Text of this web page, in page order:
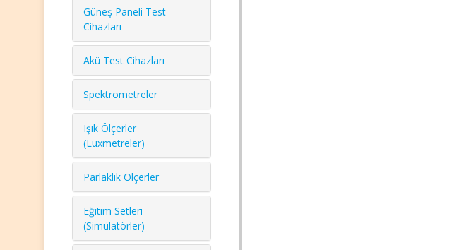
Güneş Paneli Test
Cihazları
Akü Test Cihazları
Spektrometreler
Işık Ölçerler
(Luxmetreler)
Parlaklık Ölçerler
Eğitim Setleri
(Simülatörler)